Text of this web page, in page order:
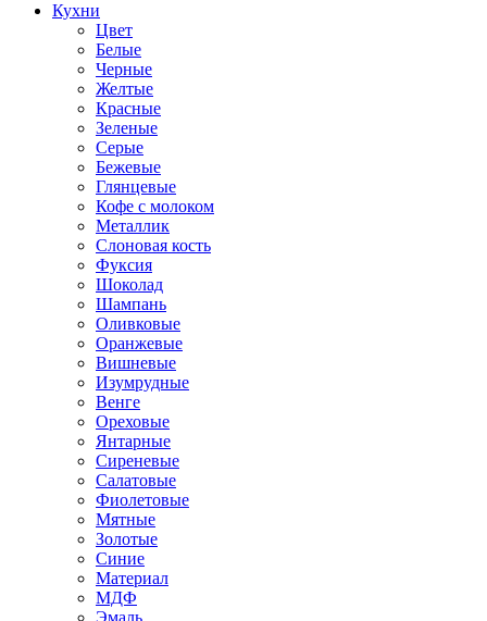
Кухни
Цвет
Белые
Черные
Желтые
Красные
Зеленые
Серые
Бежевые
Глянцевые
Кофе с молоком
Металлик
Слоновая кость
Фуксия
Шоколад
Шампань
Оливковые
Оранжевые
Вишневые
Изумрудные
Венге
Ореховые
Янтарные
Сиреневые
Салатовые
Фиолетовые
Мятные
Золотые
Синие
Материал
МДФ
Эмаль